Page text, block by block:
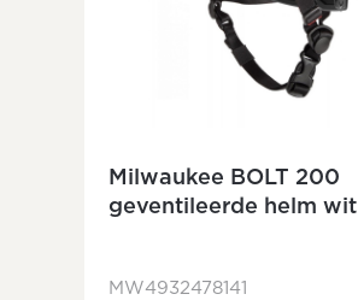
Milwaukee BOLT 200
geventileerde helm wit
MW4932478141